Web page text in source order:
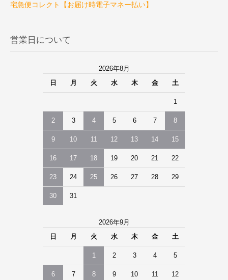
宅急便コレクト【お届け時電子マネー払い】
営業日について
2026年8月
日
月 火 水 木 金 土
1
2 3 4 5 6 7 8
9 10 11 12 13 14 15
16 17 18 19 20 21 22
23 24 25 26 27 28 29
30 31
2026年9月
日
月 火 水 木 金 土
1 2 3 4 5
6 7 8 9 10 11 12